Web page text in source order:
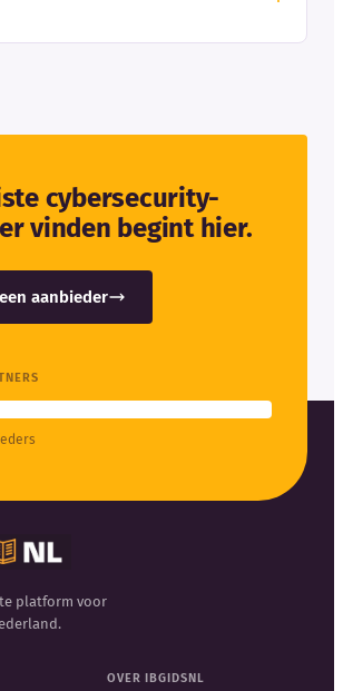
cybersecurity-
vinden begint hier.
aanbieder
platform voor
OVER IBGIDSNL